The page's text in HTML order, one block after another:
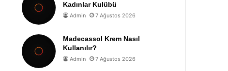
Kadınlar Kulübü
Admin 7 Ağustos 2026
Madecassol Krem Nasıl
Kullanılır?
Admin 7 Ağustos 2026